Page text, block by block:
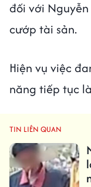
đối với Nguyễn
cướp tài sản.
Hiện vụ việc
năng tiếp tục
TIN LIÊN QUAN